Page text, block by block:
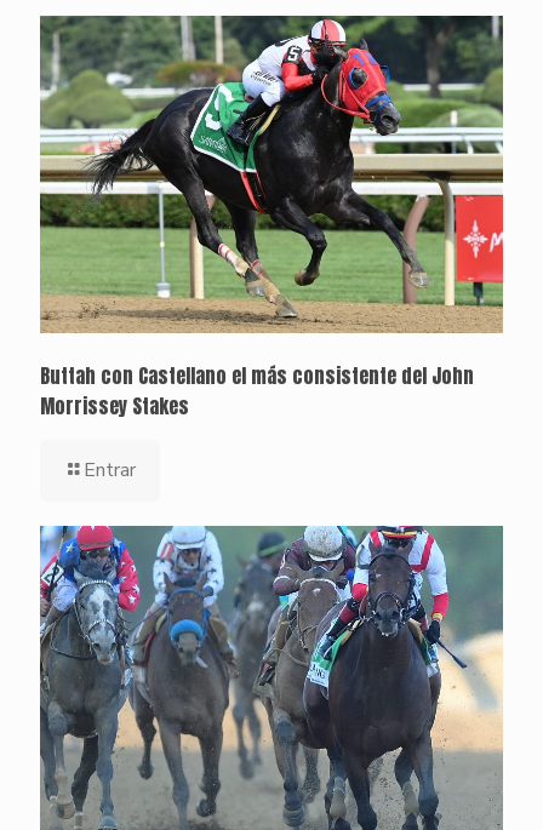
Buttah con Castellano el más consistente del John
Morrissey Stakes
Entrar